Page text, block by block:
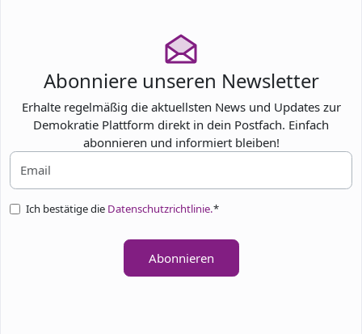
Abonniere unseren Newsletter
Erhalte regelmäßig die aktuellsten News und Updates zur
Demokratie Plattform direkt in dein Postfach. Einfach
abonnieren und informiert bleiben!
Ich bestätige die Datenschutzrichtlinie.*
Abonnieren